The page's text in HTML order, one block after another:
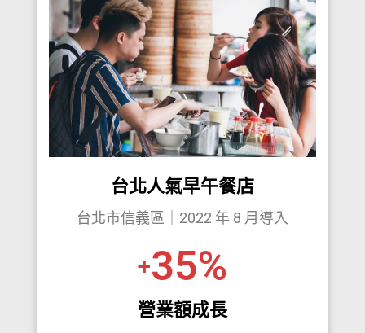
台北人氣早午餐店
台北市信義區｜2022 年 8 月導入
營業額成長
+35%